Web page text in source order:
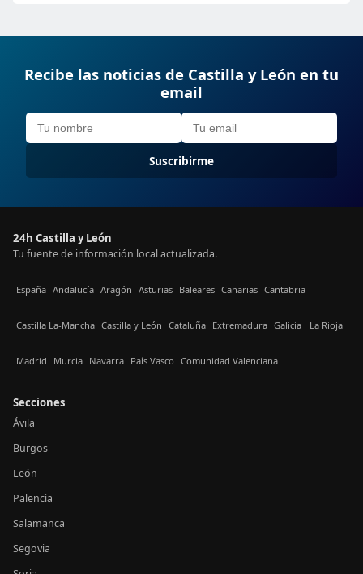
Recibe las noticias de Castilla y León en tu
email
Suscribirme
24h Castilla y León
Tu fuente de información local actualizada.
España Andalucía Aragón Asturias Baleares Canarias Cantabria
Castilla La-Mancha Castilla y León Cataluña Extremadura Galicia La Rioja
Madrid Murcia Navarra País Vasco Comunidad Valenciana
Secciones
Ávila
Burgos
León
Palencia
Salamanca
Segovia